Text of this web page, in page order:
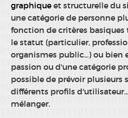
graphique et structurelle du
une catégorie de personne
fonction de critères basiques
le statut (particulier,
organismes public...) ou bien
passion ou d'une catégorie
possible de prévoir plusieurs
différents profils
mélanger.